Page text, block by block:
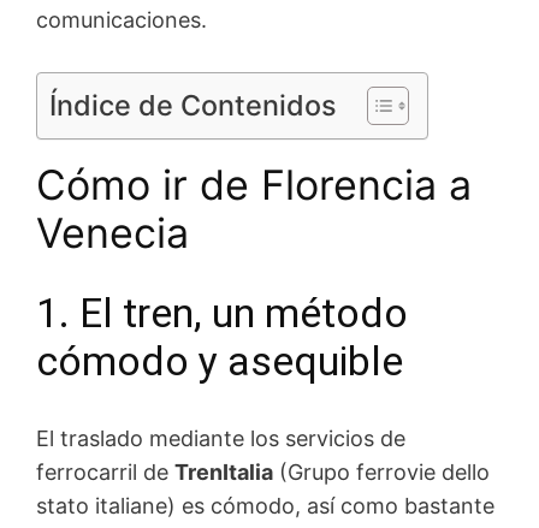
comunicaciones.
Índice de Contenidos
Cómo ir de Florencia a
Venecia
1. El tren, un método
cómodo y asequible
El traslado mediante los servicios de
ferrocarril de TrenItalia (Grupo ferrovie dello
stato italiane) es cómodo, así como bastante